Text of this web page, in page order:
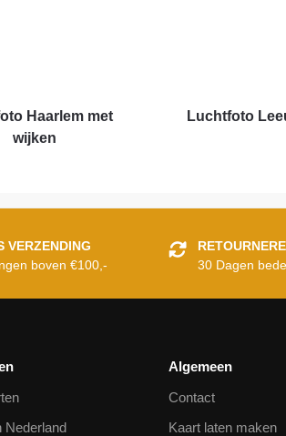
Haarlem met
wijken
Luchtfoto
VERZENDING
boven €100,-
30 Dagen
Nederland
Algemeen
Contact
Kaart laten maken